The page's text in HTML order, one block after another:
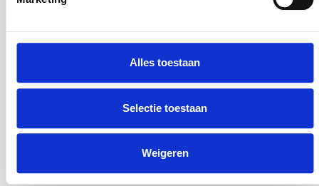
Alles toestaan
Selectie toestaan
Weigeren
Deze opleiding is eenerkende opleidingvan
brancheorganisatie OnderhoudNL.